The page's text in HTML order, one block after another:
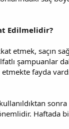
Edilmelidir?
etmek, saçın
fayda